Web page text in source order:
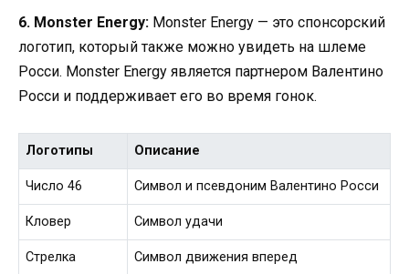
6. Monster Energy: Monster Energy — это спонсорский
логотип, который также можно увидеть на шлеме
Росси. Monster Energy является партнером Валентино
Росси и поддерживает его во время гонок.
Логотипы Описание
Число 46 Символ и псевдоним Валентино Росси
Кловер Символ удачи
Стрелка Символ движения вперед